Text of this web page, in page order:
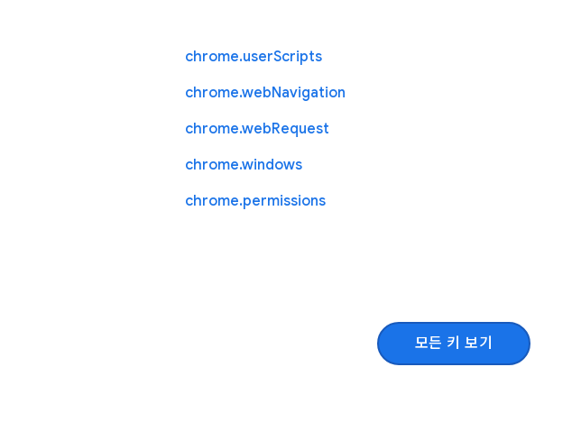
chrome.userScripts
chrome.webNavigation
chrome.webRequest
chrome.windows
chrome.permissions
모든 키 보기